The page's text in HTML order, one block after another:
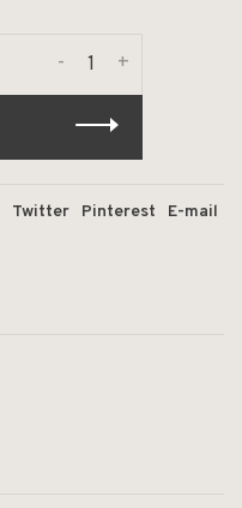
+
-
Twitter Pinterest E-mail